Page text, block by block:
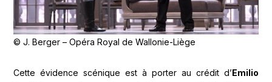
© J. Berger – Opéra Royal de Wallonie-Liège
Cette évidence scénique est à porter au crédit d’Emilio